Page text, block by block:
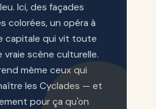
Ici, des façades
colorées, un opéra à
capitale qui vit toute
vraie scène culturelle.
même ceux qui
les Cyclades — et
pour ça qu'on